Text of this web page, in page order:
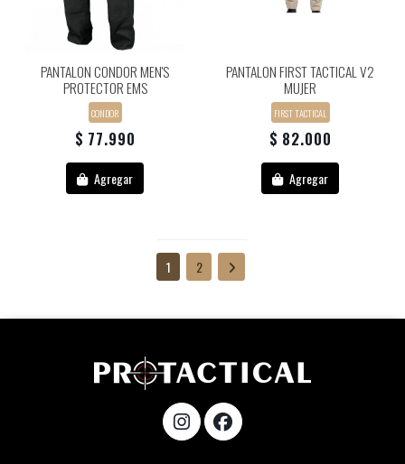
PANTALON CONDOR MEN'S
PROTECTOR EMS
CONDOR
$ 77.990
Agregar
PANTALON FIRST TACTICAL V2
MUJER
FIRST TACTICAL
$ 82.000
Agregar
1 2